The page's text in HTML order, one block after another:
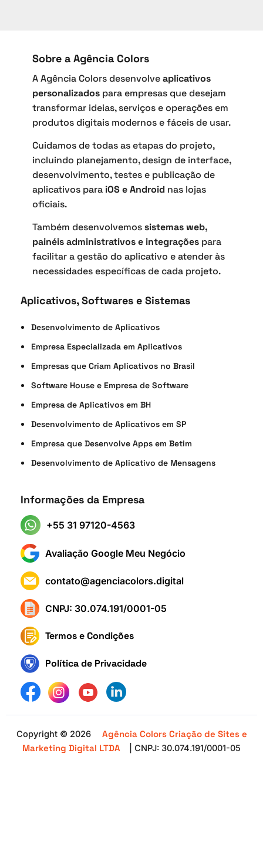
Sobre a Agência Colors
A Agência Colors desenvolveaplicativos
personalizados para empresas que desejam
transformar ideias, serviços e operações em
produtos digitais modernos e fáceis de usar.
Cuidamos de todas as etapas do projeto,
incluindo planejamento, design de interface,
desenvolvimento, testes e publicação de
aplicativos para iOS e Android nas lojas
oficiais.
Também desenvolvemossistemas web,
painéis administrativos e integrações para
facilitar a gestão do aplicativo e atender às
necessidades específicas de cada projeto.
Aplicativos, Softwares e Sistemas
Desenvolvimento de Aplicativos
Empresa Especializada em Aplicativos
Empresas que Criam Aplicativos no Brasil
Software House e Empresa de Software
Empresa de Aplicativos em BH
Desenvolvimento de Aplicativos em SP
Empresa que Desenvolve Apps em Betim
Desenvolvimento de Aplicativo de Mensagens
Informações da Empresa
+55 31 97120-4563
Avaliação Google Meu Negócio
contato@agenciacolors.digital
CNPJ: 30.074.191/0001-05
Termos e Condições
Política de Privacidade
Copyright © 2026
Agência Colors Criação de Sites e
Marketing Digital LTDA
| CNPJ: 30.074.191/0001-05